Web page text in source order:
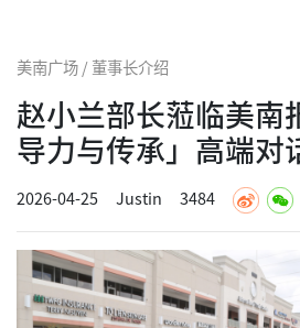
美南广场 / 董事长介绍
赵小兰部长蒞临美南
导力与传承」高端对
2026-04-25 Justin 3484